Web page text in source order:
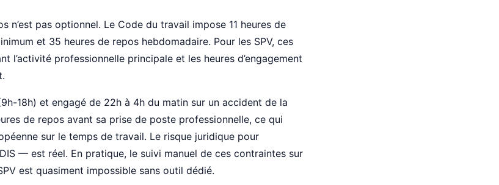
n’est pas optionnel. Le Code du travail impose 11 heures de
et 35 heures de repos hebdomadaire. Pour les SPV, ces
l’activité professionnelle principale et les heures d’engagement
18h) et engagé de 22h à 4h du matin sur un accident de la
de repos avant sa prise de poste professionnelle, ce qui
sur le temps de travail. Le risque juridique pour
— est réel. En pratique, le suivi manuel de ces contraintes sur
est quasiment impossible sans outil dédié.